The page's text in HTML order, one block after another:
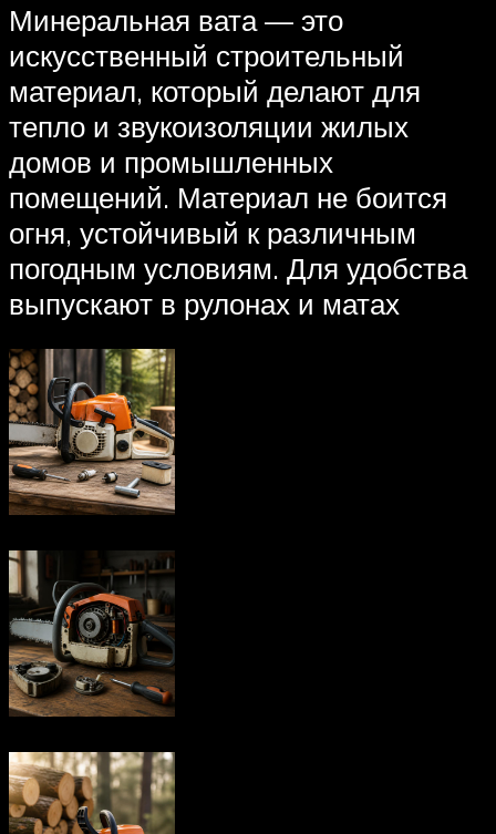
Минеральная вата — это
искусственный строительный
материал, который делают для
тепло и звукоизоляции жилых
домов и промышленных
помещений. Материал не боится
огня, устойчивый к различным
погодным условиям. Для удобства
выпускают в рулонах и матах